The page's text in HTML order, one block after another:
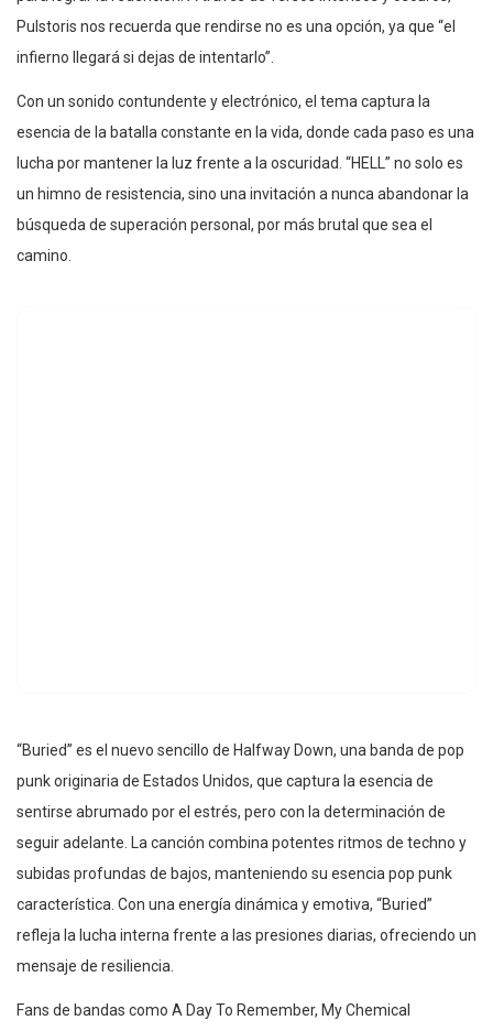
Pulstoris nos recuerda que rendirse no es una opción, ya que “el
infierno llegará si dejas de intentarlo”.
Con un sonido contundente y electrónico, el tema captura la
esencia de la batalla constante en la vida, donde cada paso es una
lucha por mantener la luz frente a la oscuridad. “HELL” no solo es
un himno de resistencia, sino una invitación a nunca abandonar la
búsqueda de superación personal, por más brutal que sea el
camino.
“Buried” es el nuevo sencillo de Halfway Down, una banda de pop
punk originaria de Estados Unidos, que captura la esencia de
sentirse abrumado por el estrés, pero con la determinación de
seguir adelante. La canción combina potentes ritmos de techno y
subidas profundas de bajos, manteniendo su esencia pop punk
característica. Con una energía dinámica y emotiva, “Buried”
refleja la lucha interna frente a las presiones diarias, ofreciendo un
mensaje de resiliencia.
Fans de bandas como A Day To Remember, My Chemical